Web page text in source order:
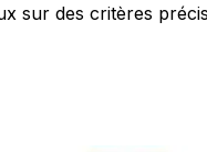
sur des critères